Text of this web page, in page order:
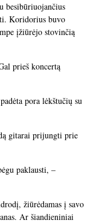
besibūriuojančius
Koridorius buvo
įžiūrėjo stovinčią
prieš koncertą
pora lėkštučių su
gitarai prijungti prie
paklausti, –
žiūrėdamas į savo
Ar šiandieniniai